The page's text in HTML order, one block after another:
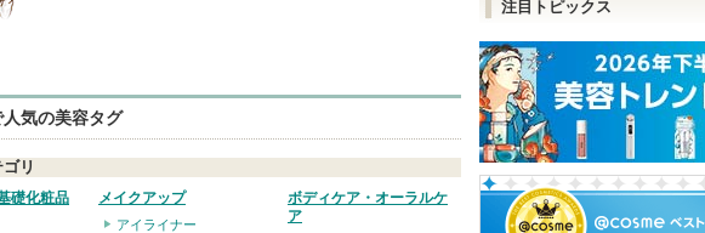
気の美容タグ
リ
礎化粧品 メイクアップ
アイライナー
ボディケア・オーラルケ
ア
注目トピックス